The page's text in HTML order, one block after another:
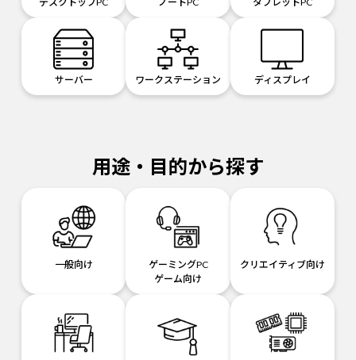
サーバー ワークステーション ディスプレイ
用途・目的から探す
一般向け
ゲーミングPC
ゲーム向け
クリエイティブ向け